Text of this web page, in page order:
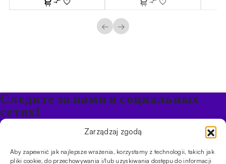
Zarządzaj zgodą
Aby zapewnić jak najlepsze wrażenia, korzystamy z technologii, takich jak
pliki cookie, do przechowywania i/lub uzyskiwania dostępu do informacji
← →
Следите за нами в социальных
сетях!
Будьте в курсе акций и новостей в Кальяне
ПРОДУКТЫ